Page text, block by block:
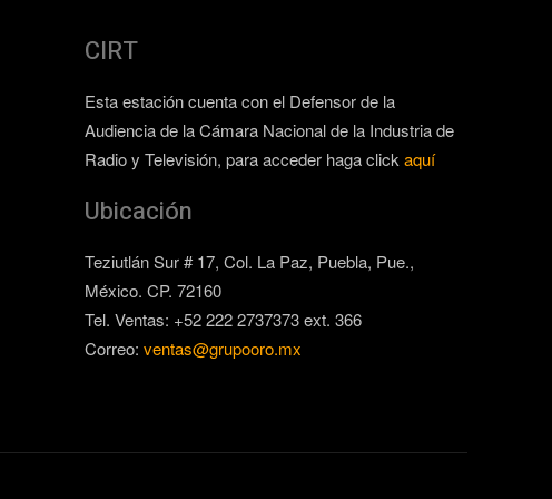
CIRT
Esta estación cuenta con el Defensor de la
Audiencia de la Cámara Nacional de la Industria de
Radio y Televisión, para acceder haga clickaquí
Ubicación
Teziutlán Sur # 17, Col. La Paz, Puebla, Pue.,
México. CP. 72160
Tel. Ventas: +52 222 2737373 ext. 366
Correo: ventas@grupooro.mx